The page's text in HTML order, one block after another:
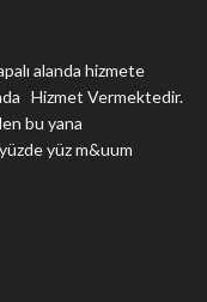
alanda hizmete
Hizmet Vermektedir.
bu yana
yüz m&uum